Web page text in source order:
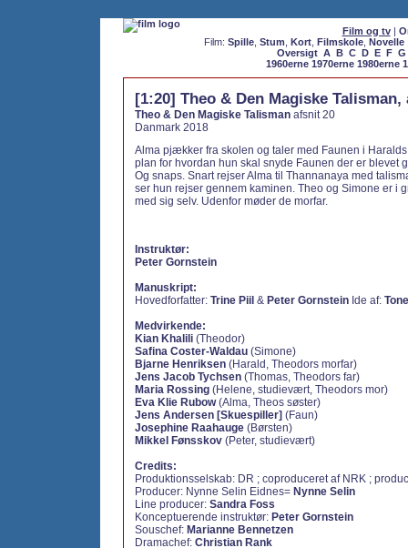
Film og tv|
Film: Spille, Stum Kort, Filmskole, Novelle
Oversigt A B C D E F G
1960erne 1970erne 1980erne
[1:20] Theo & Den Magiske Talisman,
Theo & Den Magiske Talisman afsnit 20
Danmark 2018
Alma pjækker fra skolen og taler med Faunen i
plan for hvordan hun skal snyde Faunen der er blevet
Og snaps. Snart rejser Alma til Thannanaya med
ser hun rejser gennem kaminen. Theo og Simone er i
med sig selv. Udenfor møder de morfar.
Instruktør:
Peter Gornstein
Manuskript:
Hovedforfatter: Trine Piil & Peter Gornstein Ide af:
Medvirkende:
Kian Khalili (Theodor)
Safina Coster-Waldau (Simone)
Bjarne Henriksen (Harald, Theodors morfar)
Jens Jacob Tychsen (Thomas, Theodors far)
Maria Rossing (Helene, studievært, Theodors mor)
Eva Klie Rubow(Alma, Theos søster)
Jens Andersen [Skuespiller] (Faun)
Josephine Raahauge (Børsten)
Mikkel Fønsskov (Peter, studievært)
Credits:
Produktionsselskab: DR ; coproduceret af NRK ;
Producer: Nynne Selin Eidnes= Nynne Selin
Line producer: Sandra Foss
Konceptuerende instruktør: Peter Gornstein
Souschef: Marianne Bennetzen
Dramachef: Christian Rank